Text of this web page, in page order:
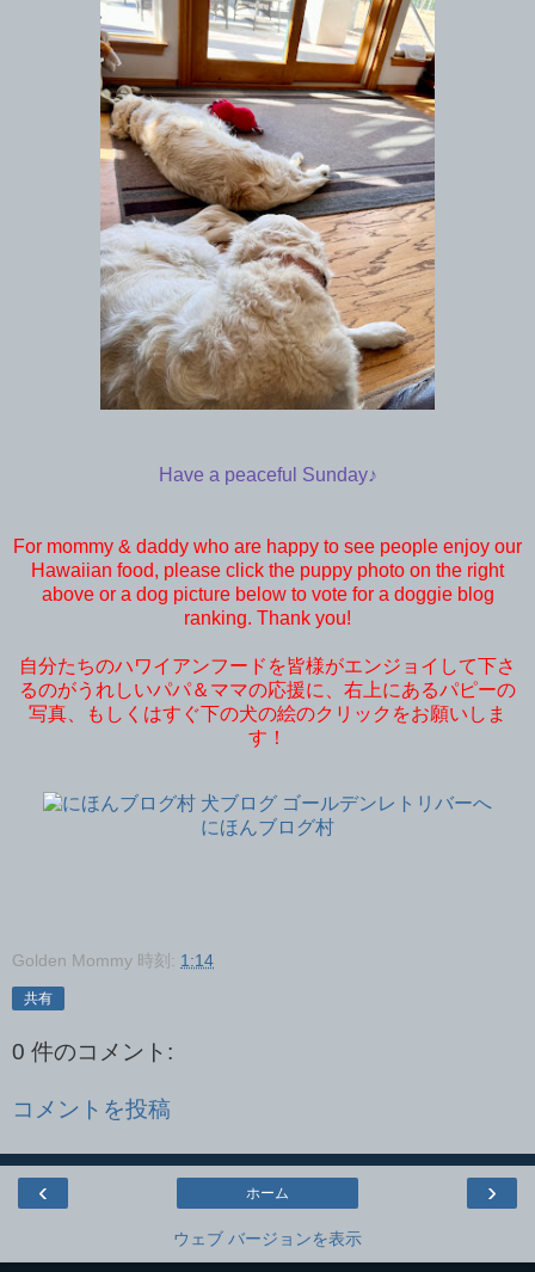
Have a peaceful Sunday♪
For mommy & daddy who are happy to see people enjoy our
Hawaiian food, please click the puppy photo on the right
above or a dog picture below to vote for a doggie blog
ranking. Thank you!
自分たちのハワイアンフードを皆様がエンジョイして下さ
るのがうれしいパパ＆ママの応援に、右上にあるパピーの
写真、もしくはすぐ下の犬の絵のクリックをお願いしま
す！
にほんブログ村
Golden Mommy 時刻: 1:14
共有
0 件のコメント:
コメントを投稿
‹ ›
ホーム
ウェブ バージョンを表示